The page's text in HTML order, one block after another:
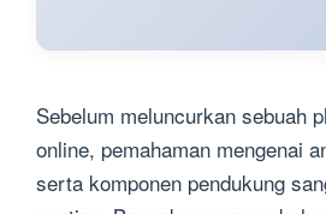
Sebelum meluncurkan sebuah
online, pemahaman mengenai
serta komponen pendukung